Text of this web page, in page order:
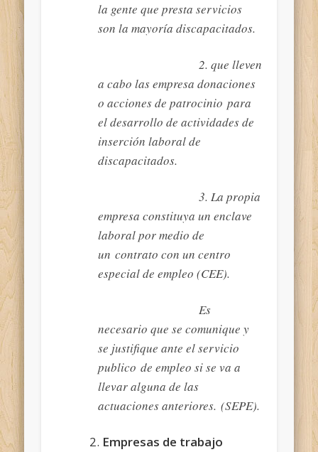
la gente que presta servicios
son la mayoría discapacitados.
2. que lleven
a cabo las empresa donaciones
o acciones de patrocinio para
el desarrollo de actividades de
inserción laboral de
discapacitados.
3. La propia
empresa constituya un enclave
laboral por medio de
un contrato con un centro
especial de empleo (CEE).
Es
necesario que se comunique y
se justifique ante el servicio
publico de empleo si se va a
llevar alguna de las
actuaciones anteriores. (SEPE).
2. Empresas de trabajo